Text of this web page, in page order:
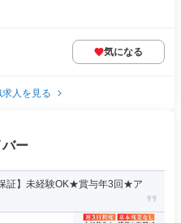
気になる
人を見る
ー
証】未経験OK★賞与年3回★ア